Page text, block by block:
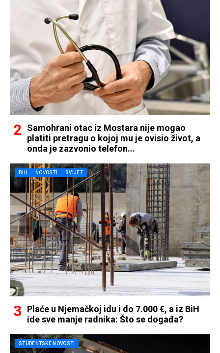
Samohrani otac iz Mostara nije mogao
platiti pretragu o kojoj mu je ovisio život, a
onda je zazvonio telefon…
BIH NOVOSTI SVIJET
Plaće u Njemačkoj idu i do 7.000 €, a iz BiH
ide sve manje radnika: Što se događa?
STUDENTSKE NOVOSTI